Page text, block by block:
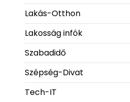
Lakás-Otthon
Lakosság infók
Szabadidő
Szépség-Divat
Tech-IT